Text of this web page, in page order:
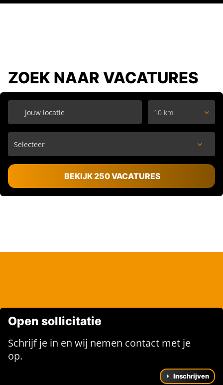
ZOEK NAAR VACATURES
10 km
BEKIJK 250 VACATURES
Open sollicitatie
Schrijf je in en wij nemen contact met je
op.
Inschrijven